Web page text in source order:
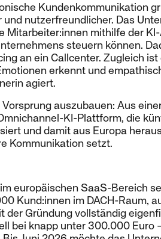
Kundenkommunikation
nutzerfreundlicher. Das
Mitarbeiter:innen mithilfe der
steuern können.
an ein Callcenter. Zugleich
erkennt und
agiert.
auszubauen: Aus
KI-Plattform, die
und damit aus Europa
Kommunikation setzt.
europäischen SaaS-Bereich
Kund:innen im DACH-Raum,
Gründung vollständig
bei knapp unter 300.000 Euro